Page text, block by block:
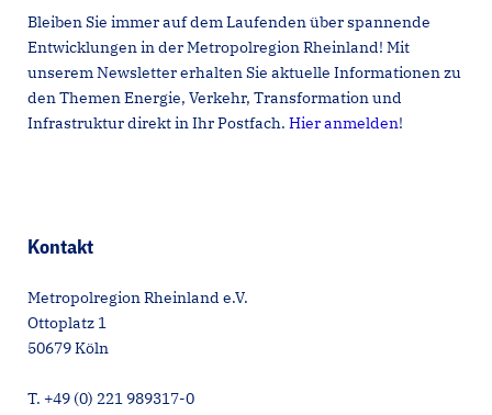
Bleiben Sie immer auf dem Laufenden über spannende
Entwicklungen in der Metropolregion Rheinland! Mit
unserem Newsletter erhalten Sie aktuelle Informationen zu
den Themen Energie, Verkehr, Transformation und
Infrastruktur direkt in Ihr Postfach. Hier anmelden!
Kontakt
Metropolregion Rheinland e.V.
Ottoplatz 1
50679 Köln
T. +49 (0) 221 989317-0